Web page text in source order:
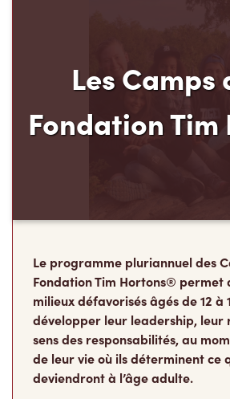
Les Camps
Fondation Tim
Le programme pluriannuel des
Fondation Tim Hortons® permet
milieux défavorisés âgés de 12 à
développer leur leadership, leur
sens des responsabilités, au
de leur vie où ils déterminent ce
deviendront à l’âge adulte.